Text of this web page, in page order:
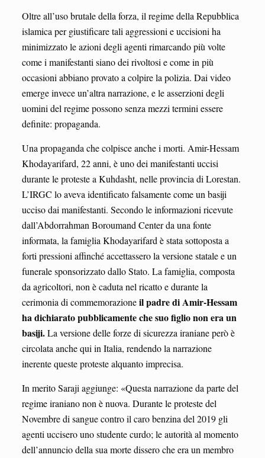
Oltre all’uso brutale della forza, il regime della Repubblica
islamica per giustificare tali aggressioni e uccisioni ha
minimizzato le azioni degli agenti rimarcando più volte
come i manifestanti siano dei rivoltosi e come in più
occasioni abbiano provato a colpire la polizia. Dai video
emerge invece un’altra narrazione, e le asserzioni degli
uomini del regime possono senza mezzi termini essere
definite: propaganda.
Una propaganda che colpisce anche i morti. Amir-Hessam
Khodayarifard, 22 anni, è uno dei manifestanti uccisi
durante le proteste a Kuhdasht, nelle provincia di Lorestan.
L’IRGC lo aveva identificato falsamente come un basiji
ucciso dai manifestanti. Secondo le informazioni ricevute
dall’Abdorrahman Boroumand Center da una fonte
informata, la famiglia Khodayarifard è stata sottoposta a
forti pressioni affinché accettassero la versione statale e un
funerale sponsorizzato dallo Stato. La famiglia, composta
da agricoltori, non è caduta nel ricatto e durante la
cerimonia di commemorazioneil padre di Amir-Hessam
ha dichiarato pubblicamente che suo figlio non era un
basiji.La versione delle forze di sicurezza iraniane però è
circolata anche qui in Italia, rendendo la narrazione
inerente queste proteste alquanto imprecisa.
In merito Saraji aggiunge: «Questa narrazione da parte del
regime iraniano non è nuova. Durante le proteste del
Novembre di sangue contro il caro benzina del 2019 gli
agenti uccisero uno studente curdo; le autorità al momento
dell’annuncio della sua morte dissero che era un membro